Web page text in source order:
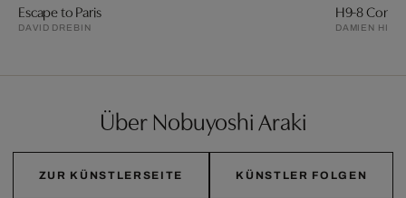
Escape to Paris
DAVID DREBIN
H9-8
DAMIEN
Über Nobuyoshi Araki
ZUR KÜNSTLERSEITE KÜNSTLER FOLGEN